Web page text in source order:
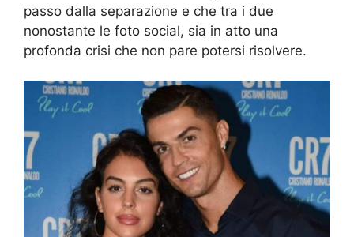
passo dalla separazione e che tra i due
nonostante le foto social, sia in atto una
profonda crisi che non pare potersi risolvere.